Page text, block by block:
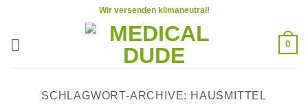
springen
Wir versenden klimaneutral!
0
SCHLAGWORT-ARCHIVE: HAUSMITTEL